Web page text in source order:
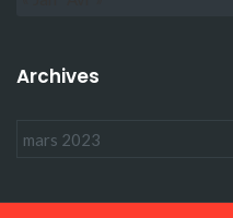
Archives